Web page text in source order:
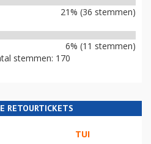
21% (36 stemmen)
6% (11 stemmen)
stemmen: 170
RETOURTICKETS
TUI